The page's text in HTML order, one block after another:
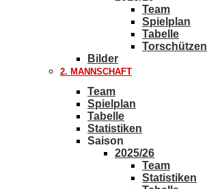
Team
Spielplan
Tabelle
Torschützen
Bilder
2. MANNSCHAFT
Team
Spielplan
Tabelle
Statistiken
Saison
2025/26
Team
Statistiken